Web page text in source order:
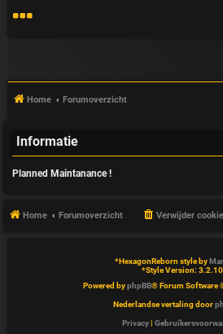
V
A
Home Forumoverzicht
Informatie
Planned Maintanance !
Home Forumoverzicht Verwijder
*HexagonReborn style by
*Style Version: 3.2.10
Powered byphpBB® Forum Software
Nederlandse vertaling door
Privacy|